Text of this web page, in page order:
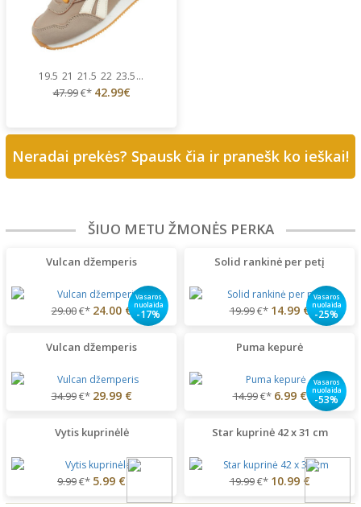
19.5 21 21.5 22 23.5...
47.99€* 42.99€
Neradai prekės? Spausk čia ir pranešk ko ieškai!
ŠIUO METU ŽMONĖS PERKA
Vulcan džemperis
Vasaros
nuolaida
-17%
29.00€* 24.00 €
Solid rankinė per petį
Vasaros
nuolaida
-25%
19.99€* 14.99 €
Vulcan džemperis
34.99€* 29.99 €
Puma kepurė
Vasaros
nuolaida
-53%
14.99€* 6.99 €
Vytis kuprinėlė
9.99€* 5.99 €
Star kuprinė 42 x 31 cm
19.99€* 10.99 €